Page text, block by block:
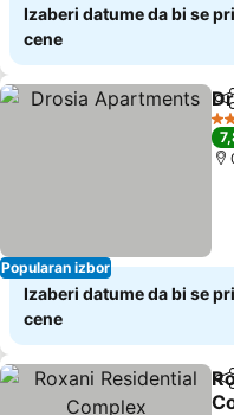
Izaberi datume da bi se
cene
Popularan izbor
4
Izaberi datume da bi se
cene